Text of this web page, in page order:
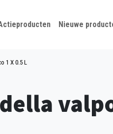
Nieuwe
1 X 0.5 L